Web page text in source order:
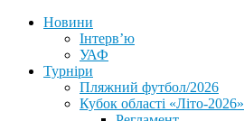
Новини
Інтерв’ю
УАФ
Турніри
Пляжний футбол/2026
Кубок області «Літо-2026»